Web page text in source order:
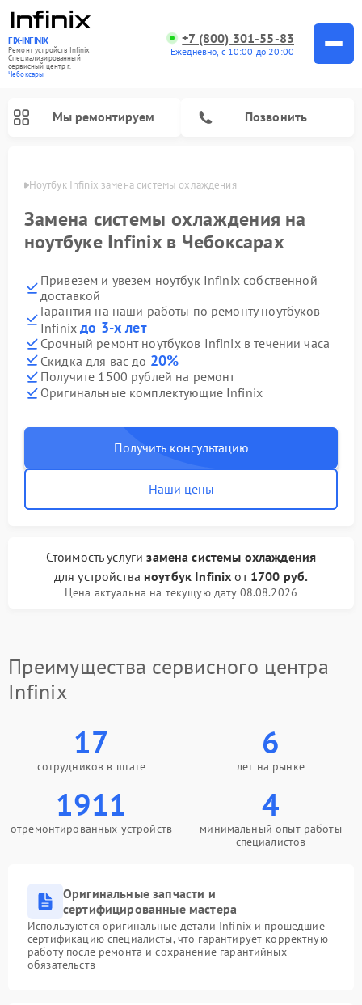
FIX-INFINIX
Ремонт устройств Infinix
Специализированный
cервисный центр г.
Чебоксары
+7 (800) 301-55-83
Ежедневно, с 10:00 до 20:00
Мы ремонтируем Позвонить
Ноутбук Infinix замена системы охлаждения
Замена системы охлаждения на
ноутбуке Infinix в Чебоксарах
Привезем и увезем ноутбук Infinix собственной
доставкой
Гарантия на наши работы по ремонту ноутбуков
Infinixдо 3-х лет
Срочный ремонт ноутбуков Infinix в течении часа
Скидка для вас до 20%
Получите 1500 рублей на ремонт
Оригинальные комплектующие Infinix
Получить консультацию
Наши цены
Стоимость услугизамена системы охлаждения
для устройства ноутбук Infinix от 1700 руб.
Цена актуальна на текущую дату 08.08.2026
Преимущества сервисного центра
Infinix
17
сотрудников в штате
6
лет на рынке
1911
отремонтированных устройств
4
минимальный опыт работы
специалистов
Оригинальные запчасти и
сертифицированные мастера
Используются оригинальные детали Infinix и прошедшие
сертификацию специалисты, что гарантирует корректную
работу после ремонта и сохранение гарантийных
обязательств